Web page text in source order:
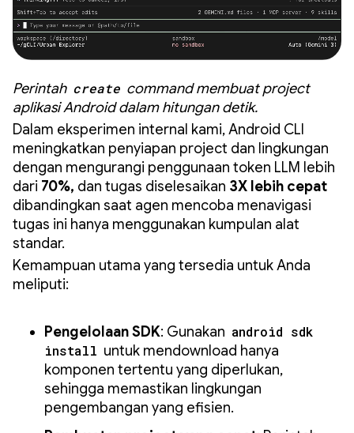
Perintah create command membuat project
aplikasi Android dalam hitungan detik.
Dalam eksperimen internal kami, Android CLI
meningkatkan penyiapan project dan lingkungan
dengan mengurangi penggunaan token LLM lebih
dari 70%, dan tugas diselesaikan 3X lebih cepat
dibandingkan saat agen mencoba menavigasi
tugas ini hanya menggunakan kumpulan alat
standar.
Kemampuan utama yang tersedia untuk Anda
meliputi:
Pengelolaan SDK: Gunakan android sdk
install untuk mendownload hanya
komponen tertentu yang diperlukan,
sehingga memastikan lingkungan
pengembangan yang efisien.